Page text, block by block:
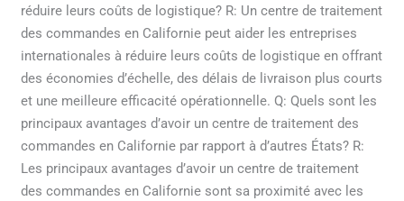
réduire leurs coûts de logistique? R: Un centre de traitement
des commandes en Californie peut aider les entreprises
internationales à réduire leurs coûts de logistique en offrant
des économies d’échelle, des délais de livraison plus courts
et une meilleure efficacité opérationnelle. Q: Quels sont les
principaux avantages d’avoir un centre de traitement des
commandes en Californie par rapport à d’autres États? R:
Les principaux avantages d’avoir un centre de traitement
des commandes en Californie sont sa proximité avec les